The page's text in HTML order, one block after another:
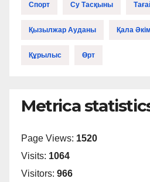
Спорт Су Тасқыны
Қызылжар Ауданы Қала
Құрылыс Өрт
Metrica
Page Views: 1520
Visits: 1064
Visitors: 966